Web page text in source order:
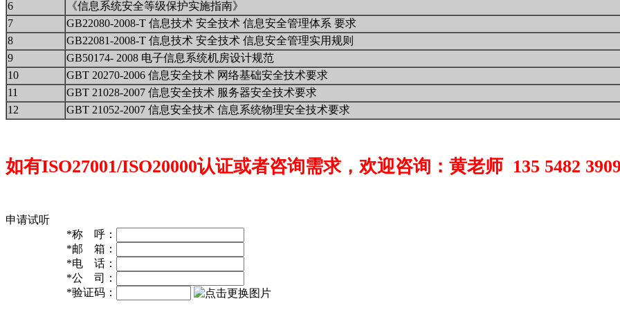
6
《信息系统安全等级保护实施指南》
7
GB22080-2008-T 信息技术 安全技术 信息安全管理体系 要求
8
GB22081-2008-T 信息技术 安全技术 信息安全管理实用规则
9
GB50174- 2008 电子信息系统机房设计规范
10
GBT 20270-2006 信息安全技术 网络基础安全技术要求
11
GBT 21028-2007 信息安全技术 服务器安全技术要求
12
GBT 21052-2007 信息安全技术 信息系统物理安全技术要求
如有ISO27001/ISO20000认证或者咨询需求，欢迎咨询：黄老师 135 5482
申请试听
*称 呼：
*邮 箱：
*电 话：
*公 司：
*验证码：